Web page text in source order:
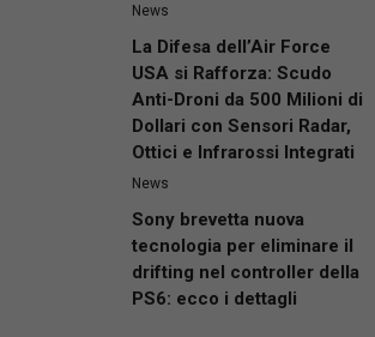
News
La Difesa dell’Air Force
USA si Rafforza: Scudo
Anti-Droni da 500 Milioni di
Dollari con Sensori Radar,
Ottici e Infrarossi Integrati
News
Sony brevetta nuova
tecnologia per eliminare il
drifting nel controller della
PS6: ecco i dettagli